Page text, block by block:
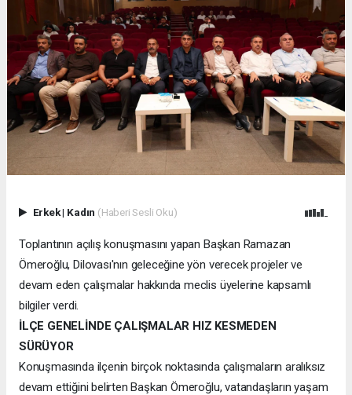
Erkek| Kadın (Haberi Sesli Oku)
Toplantının açılış konuşmasını yapan Başkan Ramazan
Ömeroğlu, Dilovası'nın geleceğine yön verecek projeler ve
devam eden çalışmalar hakkında meclis üyelerine kapsamlı
bilgiler verdi.
İLÇE GENELİNDE ÇALIŞMALAR HIZ KESMEDEN
SÜRÜYOR
Konuşmasında ilçenin birçok noktasında çalışmaların aralıksız
devam ettiğini belirten Başkan Ömeroğlu, vatandaşların yaşam